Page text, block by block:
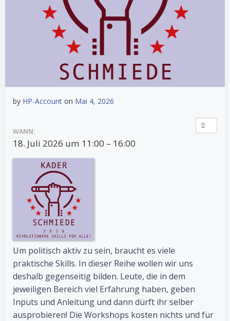
by HP-Account on Mai 4, 2026
WANN:
18. Juli 2026 um 11:00 – 16:00
Um politisch aktiv zu sein, braucht es ­viele
praktische Skills. In dieser Reihe wollen wir uns
deshalb gegenseitig bilden. Leute, die in dem
jeweiligen Bereich viel Erfahrung haben, geben
Inputs und Anleitung und dann dürft ihr selber
ausprobieren! Die Workshops kosten nichts und für